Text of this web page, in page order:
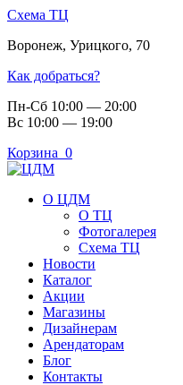
Схема ТЦ
Воронеж, Урицкого, 70
Как добраться?
Пн-Сб 10:00 — 20:00
Вс 10:00 — 19:00
Корзина 0
О ЦДМ
О ТЦ
Фотогалерея
Схема ТЦ
Новости
Каталог
Акции
Магазины
Дизайнерам
Арендаторам
Блог
Контакты